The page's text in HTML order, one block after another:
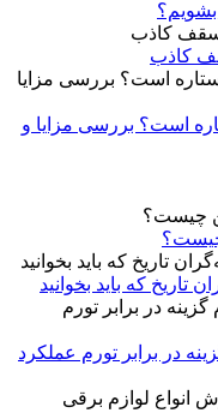
کاذب
نور حیات تهران واقعا ۵ ستاره است؟ بررسی مزایا و
چیست؟
در برابر تورم عملکرد